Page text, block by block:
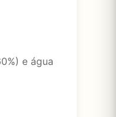
e água